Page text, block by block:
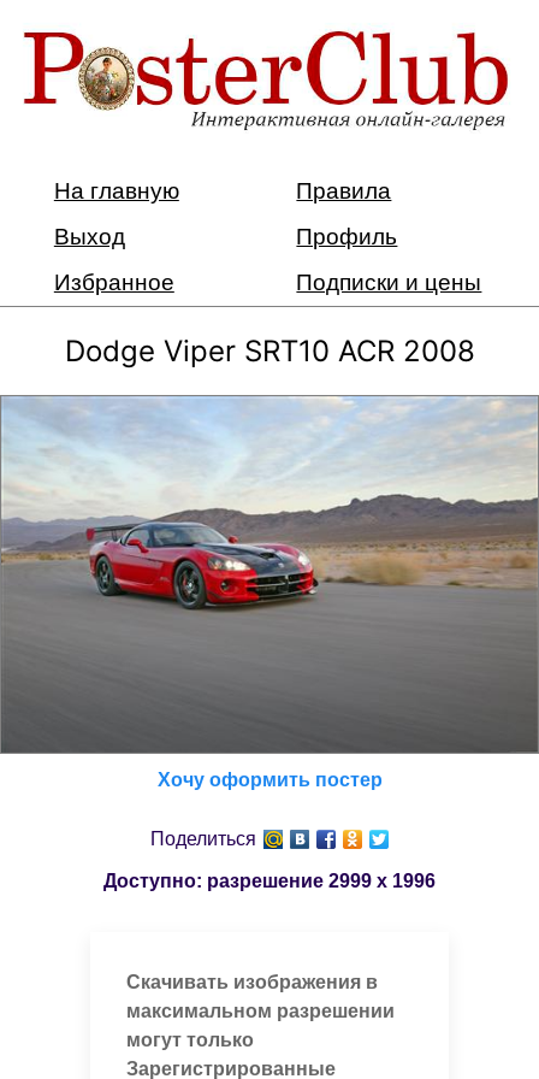
На главную
Правила
Выход
Профиль
Избранное
Подписки и цены
Dodge Viper SRT10 ACR 2008
Хочу оформить постер
Поделиться
Доступно: разрешение 2999 x 1996
Скачивать изображения в
максимальном разрешении
могут только
Зарегистрированные